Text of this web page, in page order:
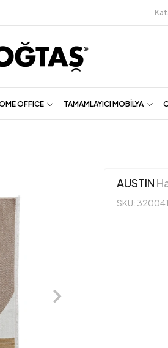
OFFICE TAMAMLAYICI MOBİLYA
AUSTIN
SKU: